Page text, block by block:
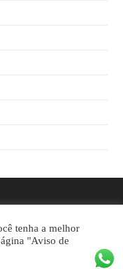
S/S
tenha a melhor
"Aviso de